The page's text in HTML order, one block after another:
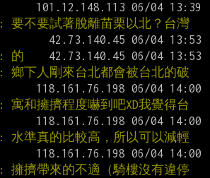
: 要不要試著脫離苗栗以北？台灣
: 的
: 鄉下人剛來台北都會被台北的破
: 寓和擁擠程度嚇到吧XD我覺得台
: 水準真的比較高，所以可以減輕
: 擁擠帶來的不適（騎樓沒有違停